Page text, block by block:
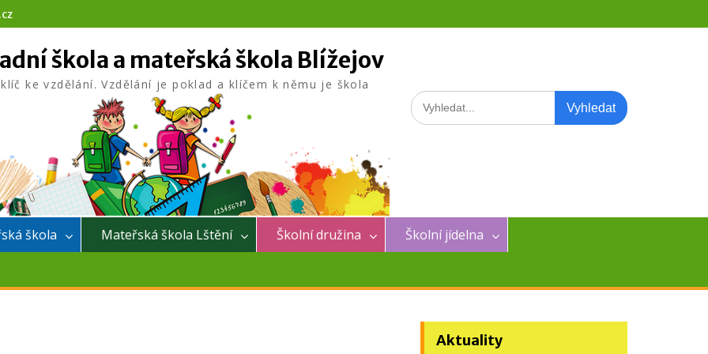
škola a mateřská škola Blížejov
ke vzdělání. Vzdělání je poklad a klíčem k němu je škola
Search
for:
škola Mateřská škola Lštění Školní družina
Školní jídelna
Aktuality